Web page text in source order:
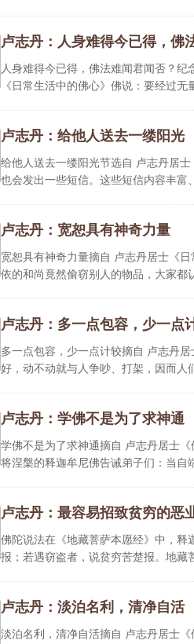
卢志丹：人身难得今已得，佛
人身难得今已得，佛法难闻君闻否？
《日常生活中的佛心》佛说：要经过
卢志丹：给他人送去一缕阳光
给他人送去一缕阳光节选自 卢志丹居
也会发出一些短信。这些短信内容丰富
卢志丹：宽恕具有神奇力量
宽恕具有神奇力量摘自 卢志丹居士《
依的和尚竟然偷窃别人的物品，大家都
卢志丹：多一点包容，少一点
多一点包容，少一点计较摘自 卢志丹
好，动不动就与人争吵、打架，因而人
卢志丹：学佛不是为了求神通
学佛不是为了求神通摘自 卢志丹居士
将涅槃的释迦牟尼佛告诫弟子们：当自
卢志丹：最容易招致贫穷的恶
佛陀说法在《地藏菩萨本愿经》中，释
报；若遇窃盗者，说贫穷苦楚报。地藏
卢志丹：淡泊名利，清净自活
淡泊名利，清净自活摘自 卢志丹居士